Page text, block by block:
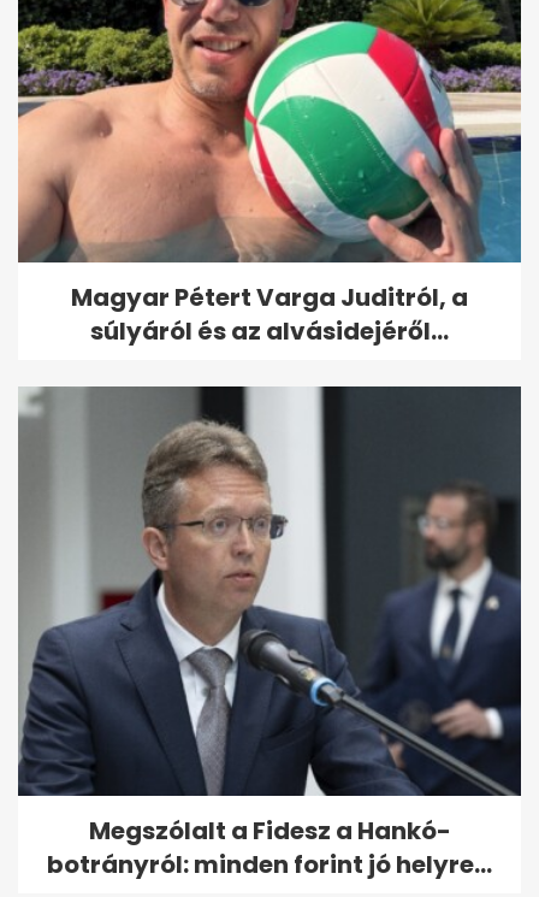
Magyar Pétert Varga Juditról, a
súlyáról és az alvásidejéről...
Megszólalt a Fidesz a Hankó-
botrányról: minden forint jó helyre...